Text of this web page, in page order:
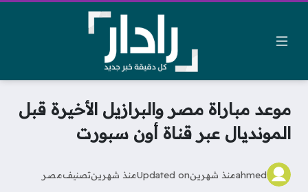
موعد مباراة مصر والبرازيل الأخيرة قبل
المونديال عبر قناة أون سبورت
ahmedمنذ شهرينUpdated onمنذ شهرينتصنيفمصر